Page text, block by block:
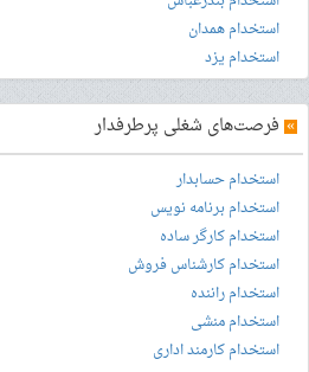
استخدام همدان
استخدام یزد
» فرصت‌های شغلی پرطرفدار
استخدام حسابدار
استخدام برنامه نویس
استخدام کارگر ساده
استخدام کارشناس فروش
استخدام راننده
استخدام منشی
استخدام کارمند اداری